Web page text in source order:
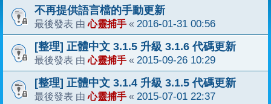
不再提供語言檔的手動更新
最後發表 由心靈捕手 « 2016-01-31 00:56
[整理] 正體中文 3.1.5 升級 3.1.6 代碼更新
最後發表 由心靈捕手 « 2015-09-26 10:29
[整理] 正體中文 3.1.4 升級 3.1.5 代碼更新
最後發表 由心靈捕手 « 2015-07-01 22:37